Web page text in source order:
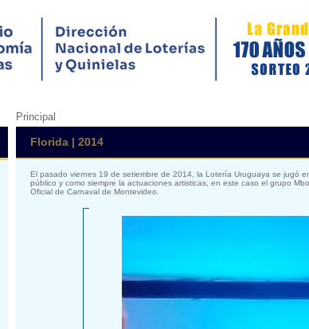
Principal
Florida | 2014
El pasado viernes 19 de setiembre de 2014, la Lotería Uruguaya se jugó
público y como siempre la actuaciones artisticas, en este caso el grupo
Oficial de Carnaval de Montevideo.